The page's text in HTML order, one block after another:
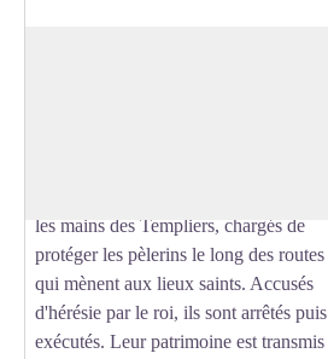
les mains des Templiers, chargés de
protéger les pèlerins le long des routes
qui mènent aux lieux saints. Accusés
d'hérésie par le roi, ils sont arrêtés puis
exécutés. Leur patrimoine est transmis